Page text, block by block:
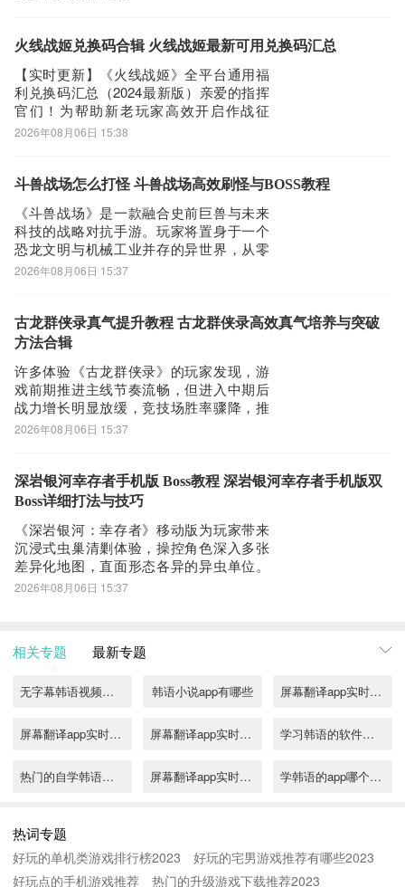
回到手机桌面就可以看到已经安装好的最新韩语翻译1.2.1，点击韩
本文系统梳理巨兽养成路径——需注意，
玩家均可直
火线战姬兑换码合辑 火线战姬最新可用兑换码汇总
【实时更新】《火线战姬》全平台通用福
利兑换码汇总（2024最新版）亲爱的指挥
官们！为帮助新老玩家高效开启作战征
程，本文精心整理了当前全服范围内仍处
夹或保持关注，所有后续上线的新兑换
末尾，确保信
2026年08月06日 15:38
斗兽战场怎么打怪 斗兽战场高效刷怪与BOSS教程
《斗兽战场》是一款融合史前巨兽与未来
科技的战略对抗手游。玩家将置身于一个
恐龙文明与机械工业并存的异世界，从零
开始构建专属军事基地，驯化远古巨兽，
系统，玩家需优先建造主城、兵营、研究
所等核心建筑。随着等级提升，可同步推
2026年08月06日 15:37
古龙群侠录真气提升教程 古龙群侠录高效真气培养与突破
方法合辑
许多体验《古龙群侠录》的玩家发现，游
戏前期推进主线节奏流畅，但进入中期后
战力增长明显放缓，竞技场胜率骤降，推
图频频受阻。究其根源，往往并非侠客强
系统梳理真气系统的运作逻辑与高效提升
路径，帮助玩家在不依赖抽卡概率、不额
2026年08月06日 15:37
深岩银河幸存者手机版 Boss教程 深岩银河幸存者手机版双
Boss详细打法与技巧
《深岩银河：幸存者》移动版为玩家带来
沉浸式虫巢清剿体验，操控角色深入多张
差异化地图，直面形态各异的异虫单位。
每张地图均设有专属首领，其中最具代表
门槛。双生无畏并非单一目标，而是具备
2026年08月06日 15:37
相关专题 最新专题
无字幕韩语视频免费翻译软件有哪些 韩语小说app有哪些 屏幕翻译app实时翻译有哪些
屏幕翻译app实时翻译推荐 屏幕翻译app实时翻译合集 学习韩语的软件有哪些
热门的自学韩语的软件合集 屏幕翻译app实时翻译免费推荐 学韩语的app哪个好免费
韩语翻译中文软件 韩语单词app下载推荐 韩语翻译成中文的软件有哪些
热词专题
好玩的单机类游戏排行榜2023
好玩的宅男游戏推荐有哪些2023
好玩点的手机游戏推荐
热门的升级游戏下载推荐2023